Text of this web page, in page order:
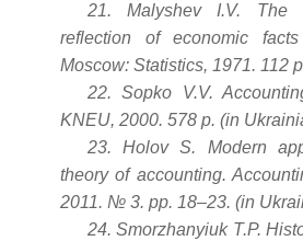
21. Malyshev I.V. The
reflection of economic
Moscow: Statistics, 1971. 112
22. Sopko V.V.
KNEU, 2000. 578 p. (in
23. Holov S. Modern
theory of accounting.
2011. № 3. pp. 18–23. (in
24. Smorzhanyiuk T.P.